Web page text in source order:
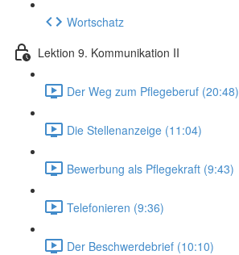
Wortschatz
Lektion 9. Kommunikation II
Der Weg zum Pflegeberuf (20:48)
Die Stellenanzeige (11:04)
Bewerbung als Pflegekraft (9:43)
Telefonieren (9:36)
Der Beschwerdebrief (10:10)